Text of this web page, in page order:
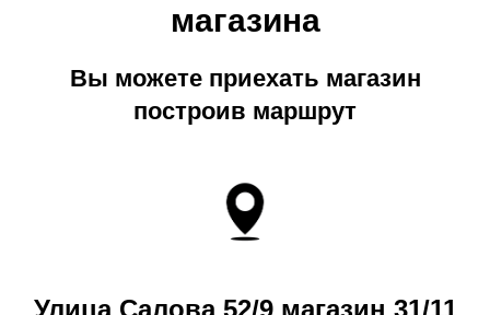
магазина
Вы можете приехать магазин
построив маршрут
Улица Салова 52/9 магазин 31/11